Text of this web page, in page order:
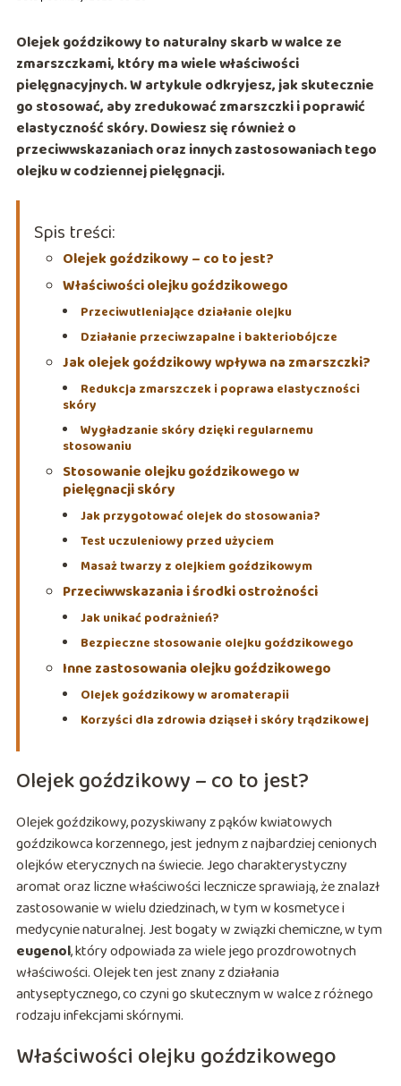
Olejek goździkowy to naturalny skarb w walce ze
zmarszczkami, który ma wiele właściwości
pielęgnacyjnych. W artykule odkryjesz, jak skutecznie
go stosować, aby zredukować zmarszczki i poprawić
elastyczność skóry. Dowiesz się również o
przeciwwskazaniach oraz innych zastosowaniach tego
olejku w codziennej pielęgnacji.
Spis treści:
Olejek goździkowy – co to jest?
Właściwości olejku goździkowego
Przeciwutleniające działanie olejku
Działanie przeciwzapalne i bakteriobójcze
Jak olejek goździkowy wpływa na zmarszczki?
Redukcja zmarszczek i poprawa elastyczności
skóry
Wygładzanie skóry dzięki regularnemu
stosowaniu
Stosowanie olejku goździkowego w
pielęgnacji skóry
Jak przygotować olejek do stosowania?
Test uczuleniowy przed użyciem
Masaż twarzy z olejkiem goździkowym
Przeciwwskazania i środki ostrożności
Jak unikać podrażnień?
Bezpieczne stosowanie olejku goździkowego
Inne zastosowania olejku goździkowego
Olejek goździkowy w aromaterapii
Korzyści dla zdrowia dziąseł i skóry trądzikowej
Olejek goździkowy – co to jest?
Olejek goździkowy, pozyskiwany z pąków kwiatowych
goździkowca korzennego, jest jednym z najbardziej cenionych
olejków eterycznych na świecie. Jego charakterystyczny
aromat oraz liczne właściwości lecznicze sprawiają, że znalazł
zastosowanie w wielu dziedzinach, w tym w kosmetyce i
medycynie naturalnej. Jest bogaty w związki chemiczne, w tym
eugenol, który odpowiada za wiele jego prozdrowotnych
właściwości. Olejek ten jest znany z działania
antyseptycznego, co czyni go skutecznym w walce z różnego
rodzaju infekcjami skórnymi.
Właściwości olejku goździkowego